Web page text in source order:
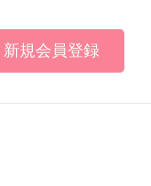
新規会員登録